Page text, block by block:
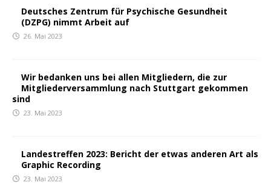
Deutsches Zentrum für Psychische Gesundheit
(DZPG) nimmt Arbeit auf
26. Mai 2023
Wir bedanken uns bei allen Mitgliedern, die zur
Mitgliederversammlung nach Stuttgart gekommen
sind
23. Mai 2023
Landestreffen 2023: Bericht der etwas anderen Art als
Graphic Recording
23. Mai 2023